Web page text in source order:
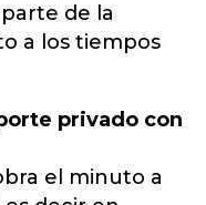
de la
a los tiempos
privado con
el minuto a